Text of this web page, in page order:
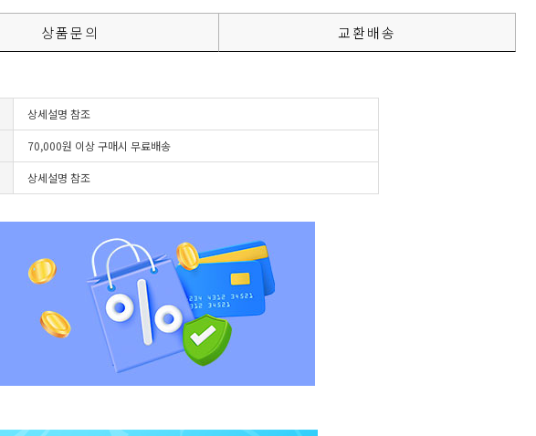
상품문의 교환배송
상세설명 참조
70,000원 이상 구매시 무료배송
상세설명 참조